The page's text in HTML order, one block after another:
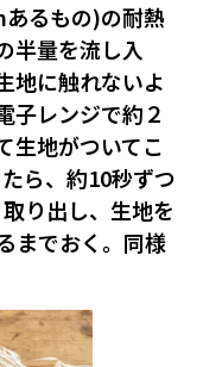
るもの)の耐熱
半量を流し入
地に触れないよ
子レンジで約２
生地がついてこ
ら、約10秒ずつ
り出し、生地を
までおく。同様